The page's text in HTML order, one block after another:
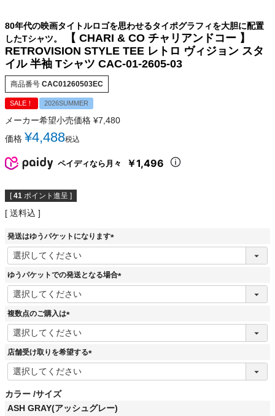
80年代の映画タイトルロゴを思わせるタイポグラフィを大胆に配置
したTシャツ。
【 CHARI & CO チャリアンドコー 】
RETROVISION STYLE TEE レトロ ヴィジョン スタ
イル 半袖 Tシャツ CAC-01-2605-03
商品番号 CAC01260503EC
SALE！ 2026SUMMER
メーカー希望小売価格 ¥7,480
価格 ¥4,488税込
ペイディなら月々 ￥1,496
[ 41 ポイント進呈 ]
送料込
発送はゆうパケットになります
(
須
ゆうパケットでの発送となる場合
(
複数点のご購入は
(
必
須
店舗受け取りを希望する
(
カラー サイズ
ASH GRAY(アッシュグレー)